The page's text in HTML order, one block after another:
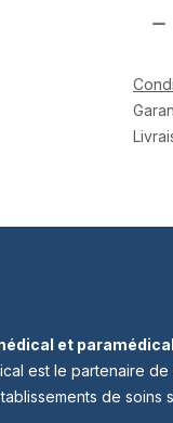
et
est le partenaire
de soins